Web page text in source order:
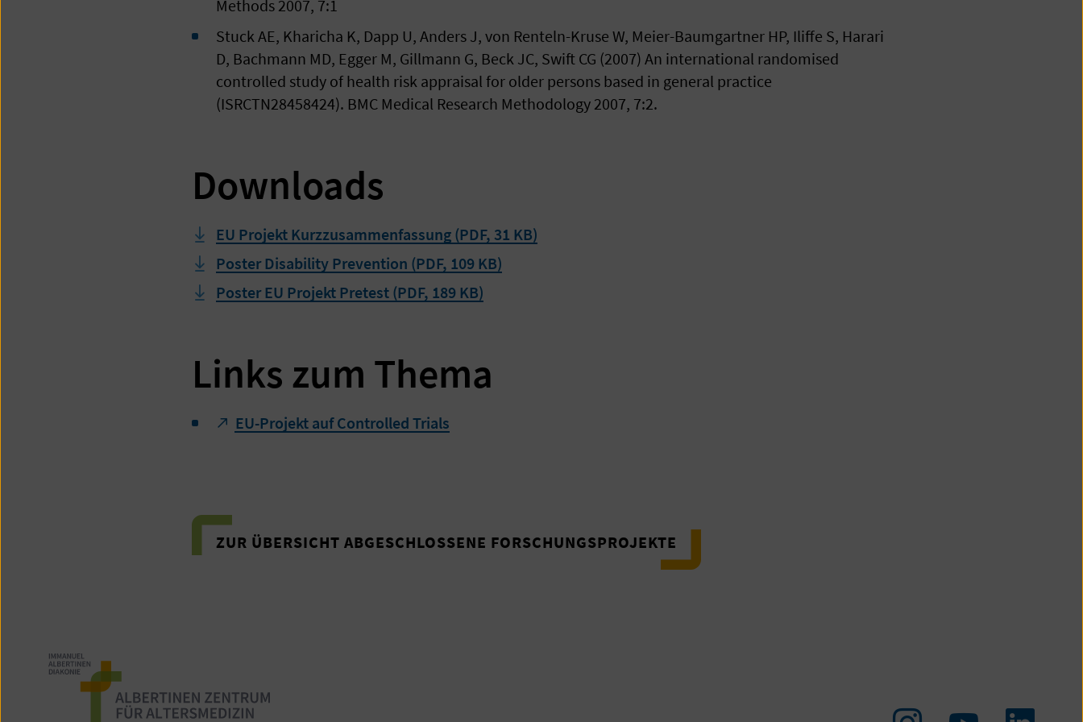
Methods 2007, 7:1
Stuck AE, Kharicha K, Dapp U, Anders J, von Renteln-Kruse W, Meier-Baumgartner HP, Iliffe S, Harari
D, Bachmann MD, Egger M, Gillmann G, Beck JC, Swift CG (2007) An international randomised
controlled study of health risk appraisal for older persons based in general practice
(ISRCTN28458424). BMC Medical Research Methodology 2007, 7:2.
Downloads
EU Projekt Kurzzusammenfassung (PDF, 31 KB)
Poster Disability Prevention (PDF, 109 KB)
Poster EU Projekt Pretest (PDF, 189 KB)
Links zum Thema
EU-Projekt auf Controlled Trials
ZUR ÜBERSICHT ABGESCHLOSSENE FORSCHUNGSPROJEKTE